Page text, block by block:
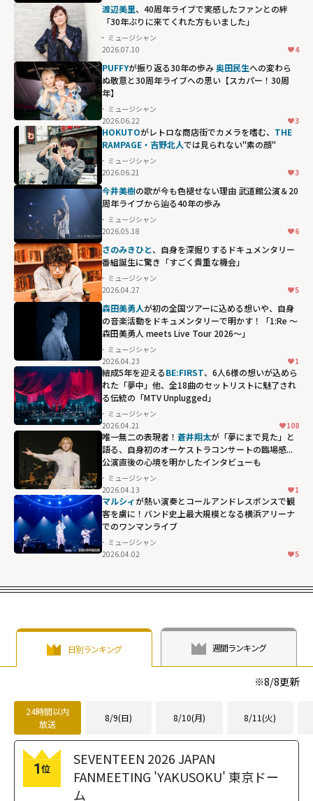
渡辺美里、40周年ライブで実感したファンとの絆
「30年ぶりに来てくれた方もいました」
ミュージシャン
2026.07.10
4
PUFFYが振り返る30年の歩み奥田民生への変わら
ぬ敬意と30周年ライブへの思い【スカパー！30周
年】
ミュージシャン
2026.06.22
3
HOKUTOがレトロな商店街でカメラを嗜む、 THE
RAMPAGE・吉野北人では見られない"素の顔"
ミュージシャン
2026.06.21
3
今井美樹の歌が今も色褪せない理由 武道館公演＆20
周年ライブから辿る40年の歩み
ミュージシャン
2026.05.18
6
さのみきひと、自身を深掘りするドキュメンタリー
番組誕生に驚き「すごく貴重な機会」
ミュージシャン
2026.04.27
5
森田美勇人が初の全国ツアーに込める想いや、自身
の音楽活動をドキュメンタリーで明かす！「1:Re ～
森田美勇人 meets Live Tour 2026～」
ミュージシャン
2026.04.23
1
結成5年を迎えるBE:FIRST、6人6様の想いが込めら
れた「夢中」他、全18曲のセットリストに魅了され
る伝統の「MTV Unplugged」
ミュージシャン
2026.04.21
108
唯一無二の表現者！ 蒼井翔太が「夢にまで見た」と
語る、自身初のオーケストラコンサートの臨場感...
公演直後の心境を明かしたインタビューも
ミュージシャン
2026.04.13
1
マルシィが熱い演奏とコールアンドレスポンスで観
客を虜に！バンド史上最大規模となる横浜アリーナ
でのワンマンライブ
ミュージシャン
2026.04.02
5
日別ランキング 週間ランキング
※8/8更新
24時間以内
放送
8/9(日) 8/10(月) 8/11(火)
1位
SEVENTEEN 2026 JAPAN
FANMEETING 'YAKUSOKU' 東京ドー
ム